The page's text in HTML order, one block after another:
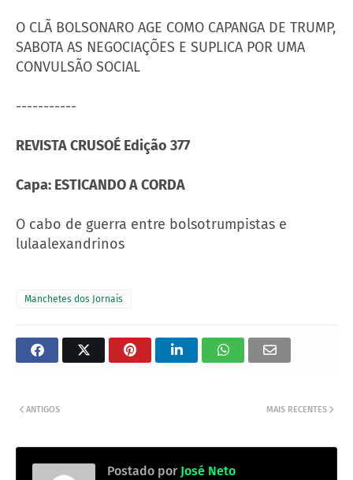
O CLÃ BOLSONARO AGE COMO CAPANGA DE TRUMP,
SABOTA AS NEGOCIAÇÕES E SUPLICA POR UMA
CONVULSÃO SOCIAL
-----------
REVISTA CRUSOÉ Edição 377
Capa: ESTICANDO A CORDA
O cabo de guerra entre bolsotrumpistas e
lulaalexandrinos
Manchetes dos Jornais
MAIS RECENTES
ANTIGOS
Postado por José Neto